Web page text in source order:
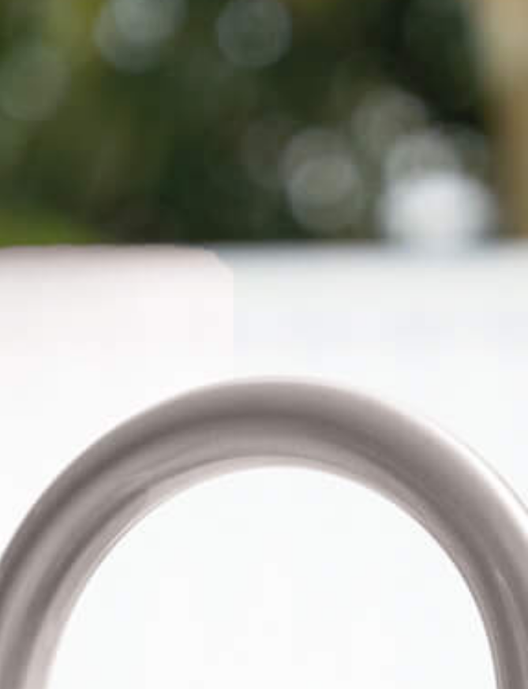
schłodzona, gazowana
woda pitna